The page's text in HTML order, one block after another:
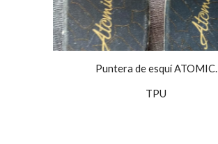
Puntera de esquí ATOMIC.
TPU